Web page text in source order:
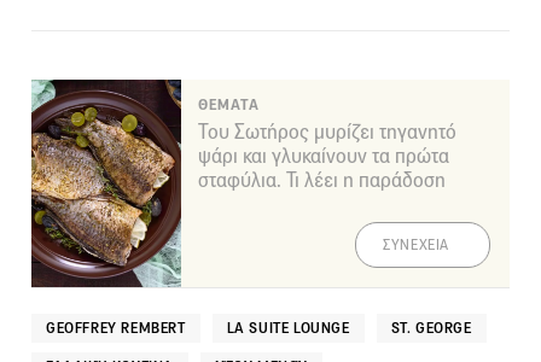
ΘΕΜΑΤΑ
Του Σωτήρος μυρίζει τηγανητό
ψάρι και γλυκαίνουν τα πρώτα
σταφύλια. Τι λέει η παράδοση
ΣΥΝΕΧΕΙΑ
GEOFFREY REMBERT LA SUITE LOUNGE ST. GEORGE